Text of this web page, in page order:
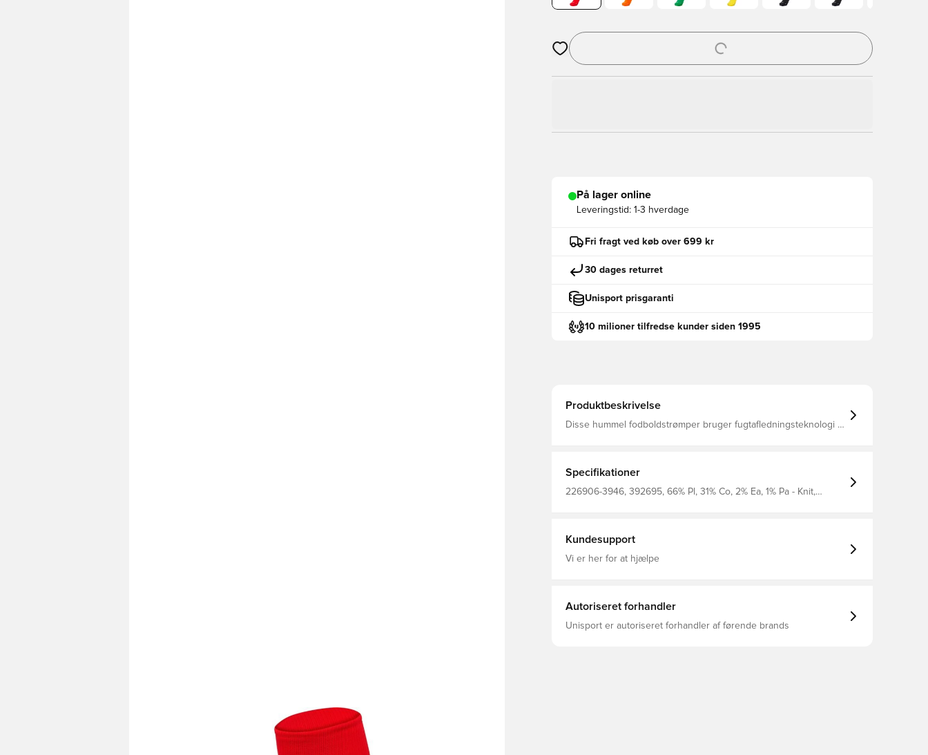
Åbner en Modal til at logge ind eller tilmelde dig som medlem
På lager online
Leveringstid: 1-3 hverdage
Fri fragt ved køb over 699 kr
30 dages returret
Unisport prisgaranti
10 milioner tilfredse kunder siden 1995
Produktbeskrivelse
Disse hummel fodboldstrømper bruger fugtafledningsteknologi til
Specifikationer
226906-3946, 392695, 66% Pl, 31% Co, 2% Ea, 1% Pa - Knit,
Kundesupport
Vi er her for at hjælpe
Autoriseret forhandler
Unisport er autoriseret forhandler af førende brands